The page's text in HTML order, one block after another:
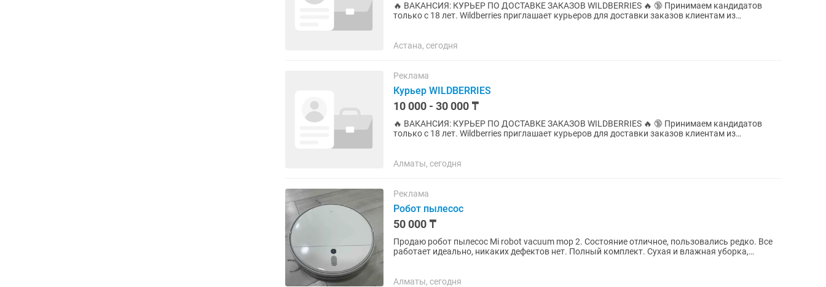
🔥 ВАКАНСИЯ: КУРЬЕР ПО ДОСТАВКЕ ЗАКАЗОВ WILDBERRIES 🔥 🔞 Принимаем кандидатов
только с 18 лет. Wildberries приглашает курьеров для доставки заказов клиентам из
Астана, сегодня
Реклама
Курьер WILDBERRIES
10 000 - 30 000 ₸
🔥 ВАКАНСИЯ: КУРЬЕР ПО ДОСТАВКЕ ЗАКАЗОВ WILDBERRIES 🔥 🔞 Принимаем кандидатов
только с 18 лет. Wildberries приглашает курьеров для доставки заказов клиентам из
Алматы, сегодня
Реклама
Робот пылесос
50 000 ₸
Продаю робот пылесос Mi robot vacuum mop 2. Состояние отличное, пользовались редко. Все
работает идеально, никаких дефектов нет. Полный комплект. Сухая и влажная уборка,
Алматы, сегодня